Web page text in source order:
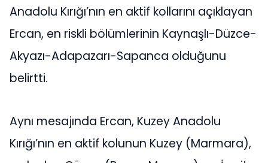
Anadolu Kırığı’nın en aktif kollarını açıklayan
Ercan, en riskli bölümlerinin Kaynaşlı-Düzce-
Akyazı-Adapazarı-Sapanca olduğunu
belirtti.
Aynı mesajında Ercan, Kuzey Anadolu
Kırığı’nın en aktif kolunun Kuzey (Marmara),